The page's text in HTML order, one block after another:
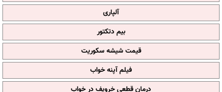
آلپاری
بیم دتکتور
قیمت شیشه سکوریت
فیلم آپنه خواب
درمان قطعی خروپف در خواب